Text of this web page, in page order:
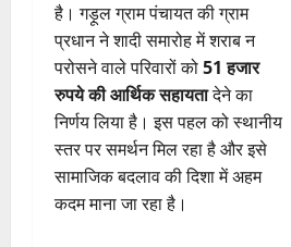
है। गड़ूल ग्राम पंचायत की ग्राम
प्रधान ने शादी समारोह में शराब न
परोसने वाले परिवारों को51 हजार
रुपये की आर्थिक सहायतादेने का
निर्णय लिया है। इस पहल को स्थानीय
स्तर पर समर्थन मिल रहा है और इसे
सामाजिक बदलाव की दिशा में अहम
कदम माना जा रहा है।